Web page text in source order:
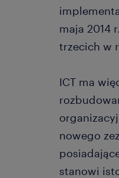
maja 2014
trzecich w
ICT ma
nowego
stanowi